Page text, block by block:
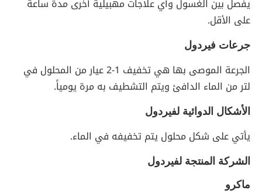
على الأقل.
جرعات فيردول
الجرعة الموصى بها هي تخفيف 1-2 عيار من المحلول في
لتر من الماء الدافئ ويتم التشطيف به مرة يومياً.
الأشكال الدوائية لفيردول
يأتي على شكل محلول يتم تخفيفه في الماء.
الشركة المنتجة لفيردول
ماكرو